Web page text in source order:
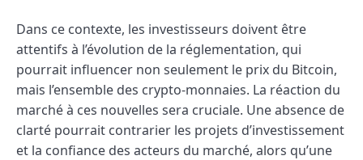
Dans ce contexte, les investisseurs doivent être
attentifs à l’évolution de la réglementation, qui
pourrait influencer non seulement le prix du Bitcoin,
mais l’ensemble des crypto-monnaies. La réaction du
marché à ces nouvelles sera cruciale. Une absence de
clarté pourrait contrarier les projets d’investissement
et la confiance des acteurs du marché, alors qu’une